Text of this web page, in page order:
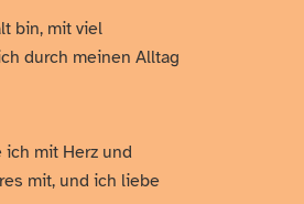
bin, mit viel
durch meinen Alltag
mit Herz und
mit, und ich liebe